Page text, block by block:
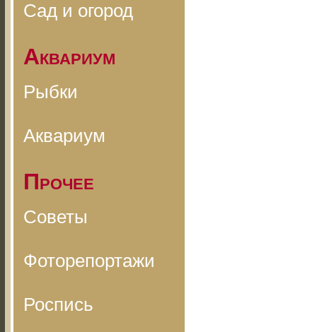
Сад и огород
Аквариум
Рыбки
Аквариум
Прочее
Советы
Фоторепортажи
Роспись